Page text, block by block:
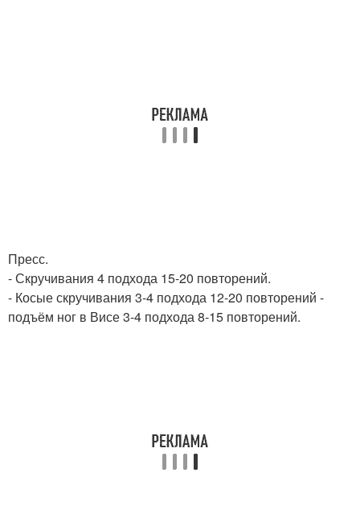
Пресс.
- Скручивания 4 подхода 15-20 повторений.
- Косые скручивания 3-4 подхода 12-20 повторений -
подъём ног в Висе 3-4 подхода 8-15 повторений.